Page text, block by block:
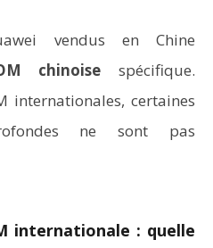
vendus en Chine
chinoise spécifique.
internationales, certaines
ne sont pas
internationale : quelle